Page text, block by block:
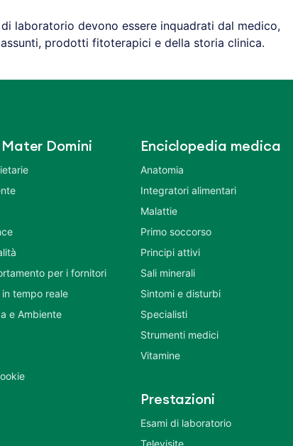
laboratorio devono essere inquadrati dal medico,
prodotti fitoterapici e della storia clinica.
Domini
per i fornitori
tempo reale
e Ambiente
Enciclopedia medica
Anatomia
Integratori alimentari
Malattie
Primo soccorso
Principi attivi
Sali minerali
Sintomi e disturbi
Specialisti
Strumenti medici
Vitamine
Prestazioni
Esami di laboratorio